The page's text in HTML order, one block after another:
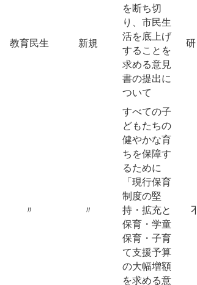
教育民生 新規
を断ち切
り、市民生
活を底上げ
することを
求める意見
書の提出に
ついて
研
〃 〃
すべての子
どもたちの
健やかな育
ちを保障す
るために
「現行保育
制度の堅
持・拡充と
保育・学童
保育・子育
て支援予算
の大幅増額
を求める意